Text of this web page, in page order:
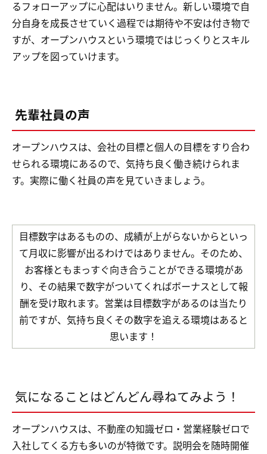
るフォローアップに心配はいりません。新しい環境で自
分自身を成長させていく過程では期待や不安は付き物で
すが、オープンハウスという環境ではじっくりとスキル
アップを図っていけます。
先輩社員の声
オープンハウスは、会社の目標と個人の目標をすり合わ
せられる環境にあるので、気持ち良く働き続けられま
す。実際に働く社員の声を見ていきましょう。
目標数字はあるものの、成績が上がらないからといっ
て月収に影響が出るわけではありません。そのため、
お客様ともまっすぐ向き合うことができる環境があ
り、その結果で数字がついてくればボーナスとして報
酬を受け取れます。営業は目標数字があるのは当たり
前ですが、気持ち良くその数字を追える環境はあると
思います！
気になることはどんどん尋ねてみよう！
オープンハウスは、不動産の知識ゼロ・営業経験ゼロで
入社してくる方も多いのが特徴です。説明会を随時開催